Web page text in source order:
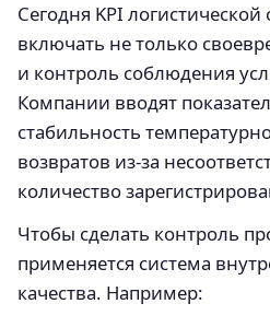
Сегодня KPI
включать не только
и контроль соблюдения
Компании вводят
стабильность
возвратов из-за
количество
Чтобы сделать контроль
применяется система
качества. Например: